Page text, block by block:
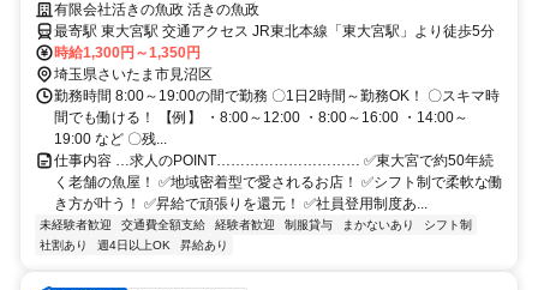
司・お惣菜全商品割引あり◎
有限会社活きの魚政 活きの魚政
最寄駅 東大宮駅 交通アクセス JR東北本線「東大宮駅」より徒歩5分
時給1,300円～1,350円
埼玉県さいたま市見沼区
勤務時間 8:00～19:00の間で勤務 〇1日2時間～勤務OK！ 〇スキマ時
間でも働ける！ 【例】 ・8:00～12:00 ・8:00～16:00 ・14:00～
19:00 など 〇残...
仕事内容 …求人のPOINT………………………… ✅東大宮で約50年続
く老舗の魚屋！ ✅地域密着型で愛されるお店！ ✅シフト制で柔軟な働
き方が叶う！ ✅昇給で頑張りを還元！ ✅社員登用制度あ...
未経験者歓迎 交通費全額支給 経験者歓迎 制服貸与 まかないあり
シフト制
社割あり
週4日以上OK 昇給あり